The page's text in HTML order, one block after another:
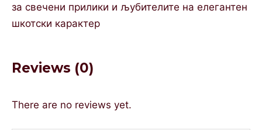
за свечени прилики и љубителите на елегантен
шкотски карактер
Reviews (0)
There are no reviews yet.